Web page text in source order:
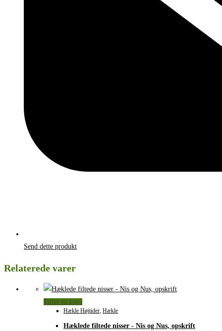
Send dette produkt
Relaterede varer
Tilføj til kurv
Hækle Højtider, Hækle
Hæklede filtede nisser - Nis og Nus, opskrift